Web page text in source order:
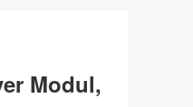
Modul,